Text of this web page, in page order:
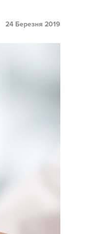
24 Березня 2019